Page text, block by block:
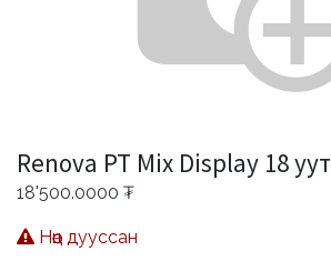
Renova PT Mix Display 18 уут
18'500.0000 ₮
Нөөц дууссан